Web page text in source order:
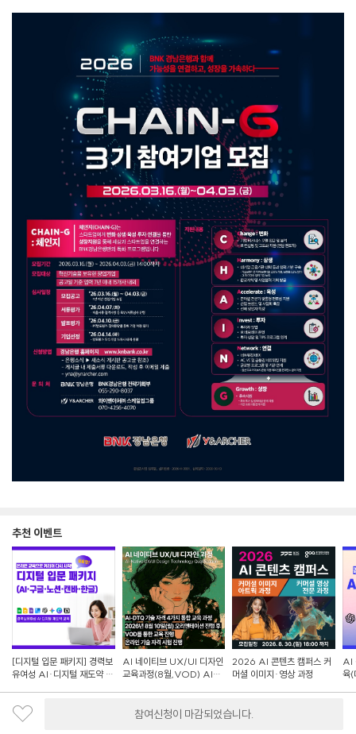
추천 이벤트
[디지털 입문 패키지] 경력보
유여성 AI·디지털 재도약 교
AI 네이티브 UX/UI 디자인
교육과정(8월,VOD) AI-
2026 AI 콘텐츠 캠퍼스 커
머셜 이미지·영상 과정
AI
육(
참여신청이 마감되었습니다.